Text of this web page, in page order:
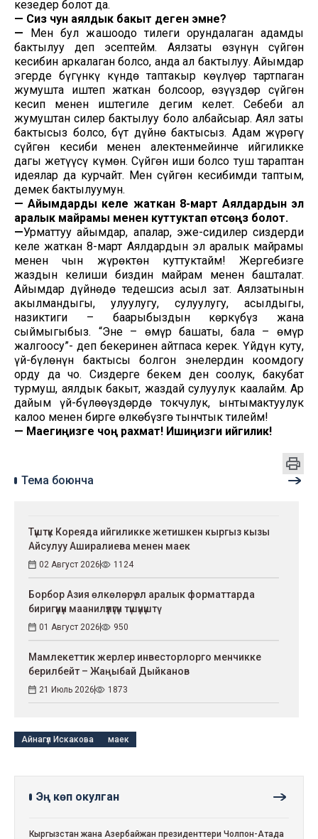
кезеңдер болот да.
— Сиз үчун аялдык бакыт деген эмне?
— Мен бул жашоодо тилеги орундалаган адамды
бактылуу деп эсептейм. Аялзаты өзүнүн сүйгөн
кесибин аркалаган болсо, анда ал бактылуу. Айымдар
эгерде бүгүнкү күндө таптакыр көңүлүңөр тартпаган
жумушта иштеп жаткан болсоңор, өзүңүздөр сүйгөн
кесип менен иштегиле дегим келет. Себеби ал
жумуштан силер бактылуу боло албайсыңар. Аял заты
бактысыз болсо, бүт дүйнө бактысыз. Адам жүрөгү
сүйгөн кесиби менен алектенмейинче ийгиликке
дагы жетүүсү күмөн. Сүйгөн ишиң болсо туш тараптан
идеялар да курчайт. Мен сүйгөн кесибимди таптым,
демек бактылуумун.
— Айымдарды келе жаткан 8-март Аялдардын эл
аралык майрамы менен куттуктап өтсөңүз болот.
—Урматтуу айымдар, апалар, эже-сиңдилер сиздерди
келе жаткан 8-март Аялдардын эл аралык майрамы
менен чын жүрөктөн куттуктайм! Жергебизге
жаздын келиши биздин майрам менен башталат.
Айымдар дүйнөдө теңдешсиз асыл зат. Аялзатынын
акылмандыгы, улуулугу, сулуулугу, асылдыгы,
назиктиги – баарыбыздын көркүбүз жана
сыймыгыбыз. “Эне – өмүр башаты, бала – өмүр
жалгоосу”- деп бекеринен айтпаса керек. Үйдүн куту,
үй-бүлөнүн бактысы болгон энелердин коомдогу
орду да чоң. Сиздерге бекем ден соолук, бакубат
турмуш, аялдык бакыт, жаздай сулуулук каалайм. Ар
дайым үй-бүлөөңүздөрдө токчулук, ынтымактуулук
калоо менен бирге өлкөбүзгө тынчтык тилейм!
— Маегиңизге чоң рахмат! Ишиңизги ийгилик!
Тема боюнча
Түштүк Кореяда ийгиликке жетишкен кыргыз кызы
Айсулуу Аширалиева менен маек
02 Август 2026 1124
Борбор Азия өлкөлөрү эл аралык форматтарда
биригүүнүн маанилүүлүгүн түшүнүштү
01 Август 2026 950
Мамлекеттик жерлер инвесторлорго менчикке
берилбейт – Жаңыбай Дыйканов
21 Июль 2026 1873
Айнагүл Искакова маек
Эң көп окулган
Кыргызстан жана Азербайжан президенттери Чолпон-Атада